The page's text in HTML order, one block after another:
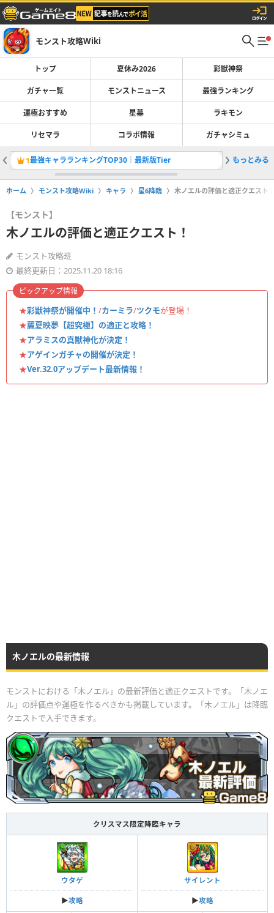
モンスト攻略Wiki
トップ 夏休み2026 彩獣神祭
ガチャ一覧 モンストニュース 最強ランキング
運極おすすめ 星墓 ラキモン
リセマラ コラボ情報 ガチャシミュ
1最強キャラランキングTOP30｜最新版Tier 2彩獣神
もっとみる
ホーム モンスト攻略Wiki キャラ 星6降臨 木ノエルの評価と適正クエスト
【モンスト】
木ノエルの評価と適正クエスト！
モンスト攻略班
最終更新日：2025.11.20 18:16
★彩獣神祭が開催中！ /カーミラ/ツクモが登場！
★麗夏映夢【超究極】の適正と攻略！
★アラミスの真獣神化が決定！
★アゲインガチャの開催が決定！
★Ver.32.0アップデート最新情報！
ピックアップ情報
木ノエルの最新情報
モンストにおける「木ノエル」の最新評価と適正クエストです。「木ノエ
ル」の評価点や運極を作るべきかも掲載しています。「木ノエル」は降臨
クエストで入手できます。
クリスマス限定降臨キャラ
ウタゲ
▶︎攻略
サイレント
▶︎攻略